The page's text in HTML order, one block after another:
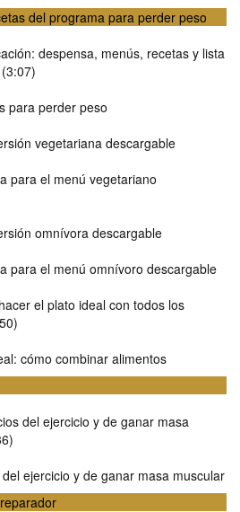
del programa para perder peso
despensa, menús, recetas y lista
para perder peso
vegetariana descargable
para el menú vegetariano
omnívora descargable
para el menú omnívoro descargable
el plato ideal con todos los
cómo combinar alimentos
del ejercicio y de ganar masa
ejercicio y de ganar masa muscular